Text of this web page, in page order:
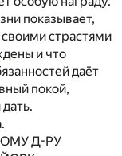
показывает,
страстями
и что
даёт
покой,
Д-РУ